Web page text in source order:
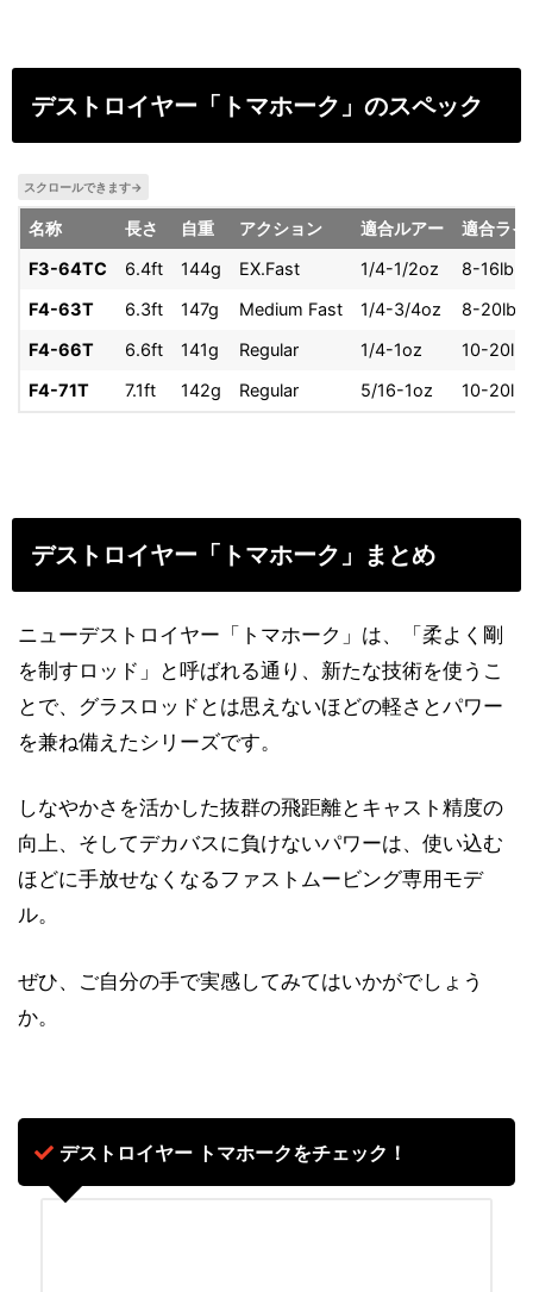
デストロイヤー「トマホーク」のスペック
名称 長さ 自重 アクション 適合ルアー
適合ライ
F3-64TC
6.4ft 144g EX.Fast 1/4-1/2oz
8-16lb
F4-63T
6.3ft 147g Medium Fast 1/4-3/4oz
8-20lb
F4-66T
6.6ft 141g Regular 1/4-1oz
10-20lb
F4-71T
7.1ft 142g Regular 5/16-1oz 10-20lb
デストロイヤー「トマホーク」まとめ
ニューデストロイヤー「トマホーク」は、「柔よく剛
を制すロッド」と呼ばれる通り、新たな技術を使うこ
とで、グラスロッドとは思えないほどの軽さとパワー
を兼ね備えたシリーズです。
しなやかさを活かした抜群の飛距離とキャスト精度の
向上、そしてデカバスに負けないパワーは、使い込む
ほどに手放せなくなるファストムービング専用モデ
ル。
ぜひ、ご自分の手で実感してみてはいかがでしょう
か。
デストロイヤー トマホークをチェック！